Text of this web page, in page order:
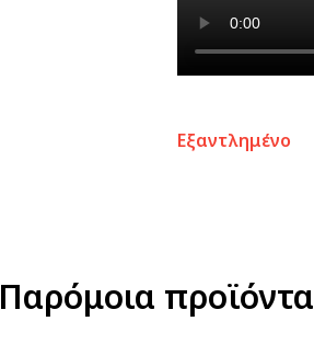
Εξαντλημένο
Παρόμοια προϊόντα